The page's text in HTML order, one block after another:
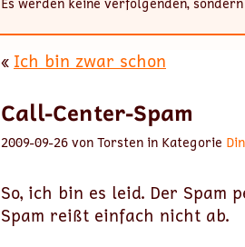
« Ich bin zwar schon
Call-Center-Spam
2009-09-26 von Torsten in Kategorie
So, ich bin es leid. Der Spam
Spam reißt einfach nicht ab.